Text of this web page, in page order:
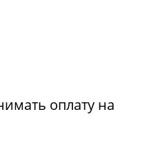
оплату на